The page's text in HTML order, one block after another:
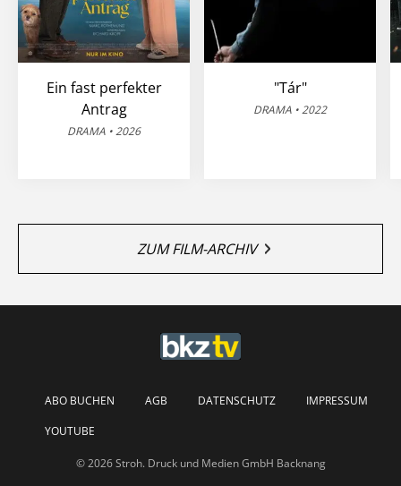
Ein fast perfekter
Antrag
DRAMA • 2026
"Tár"
DRAMA • 2022
ZUM FILM-ARCHIV
ABO BUCHEN AGB DATENSCHUTZ
IMPRESSUM
YOUTUBE
© 2026 Stroh. Druck und Medien GmbH Backnang